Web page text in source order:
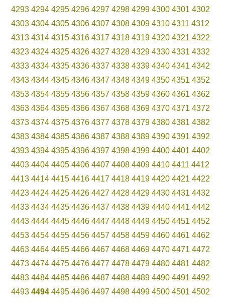
4293 4294 4295 4296 4297 4298 4299 4300 4301 4302
4303 4304 4305 4306 4307 4308 4309 4310 4311 4312
4313 4314 4315 4316 4317 4318 4319 4320 4321 4322
4323 4324 4325 4326 4327 4328 4329 4330 4331 4332
4333 4334 4335 4336 4337 4338 4339 4340 4341 4342
4343 4344 4345 4346 4347 4348 4349 4350 4351 4352
4353 4354 4355 4356 4357 4358 4359 4360 4361 4362
4363 4364 4365 4366 4367 4368 4369 4370 4371 4372
4373 4374 4375 4376 4377 4378 4379 4380 4381 4382
4383 4384 4385 4386 4387 4388 4389 4390 4391 4392
4393 4394 4395 4396 4397 4398 4399 4400 4401 4402
4403 4404 4405 4406 4407 4408 4409 4410 4411 4412
4413 4414 4415 4416 4417 4418 4419 4420 4421 4422
4423 4424 4425 4426 4427 4428 4429 4430 4431 4432
4433 4434 4435 4436 4437 4438 4439 4440 4441 4442
4443 4444 4445 4446 4447 4448 4449 4450 4451 4452
4453 4454 4455 4456 4457 4458 4459 4460 4461 4462
4463 4464 4465 4466 4467 4468 4469 4470 4471 4472
4473 4474 4475 4476 4477 4478 4479 4480 4481 4482
4483 4484 4485 4486 4487 4488 4489 4490 4491 4492
4493 4494 4495 4496 4497 4498 4499 4500 4501 4502